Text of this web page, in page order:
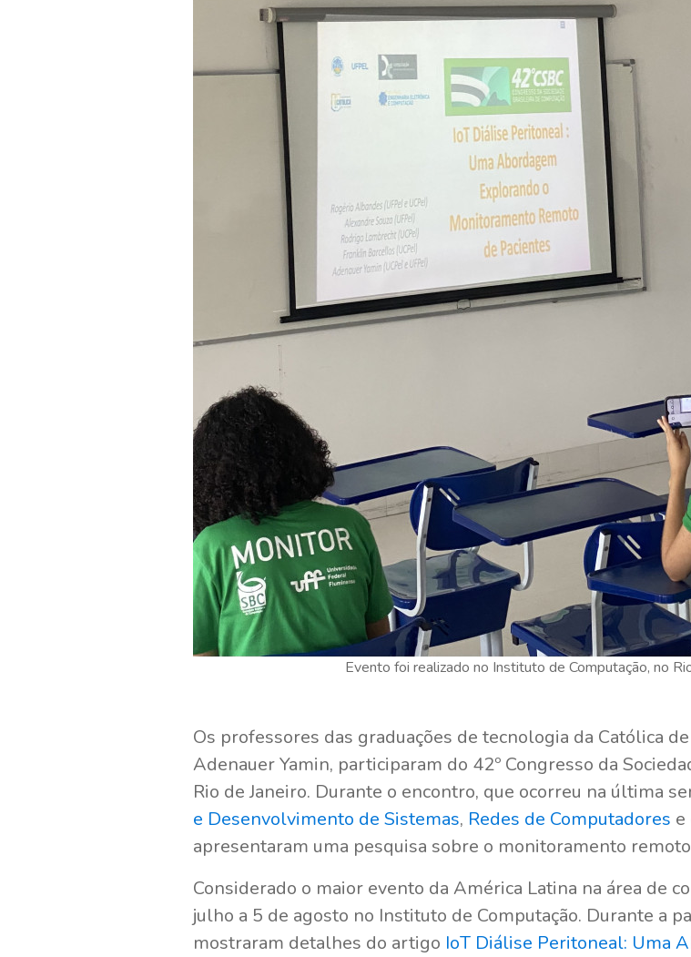
Evento foi realizado no Instituto de Computação, no
Os professores das graduações de tecnologia da Católica
Adenauer Yamin, participaram do 42º Congresso da
Rio de Janeiro. Durante o encontro, que ocorreu na última
e Desenvolvimento de Sistemas, Redes de Computadores e
apresentaram uma pesquisa sobre o monitoramento
Considerado o maior evento da América Latina na área de
julho a 5 de agosto no Instituto de Computação. Durante a
mostraram detalhes do artigo IoT Diálise Peritoneal: Uma